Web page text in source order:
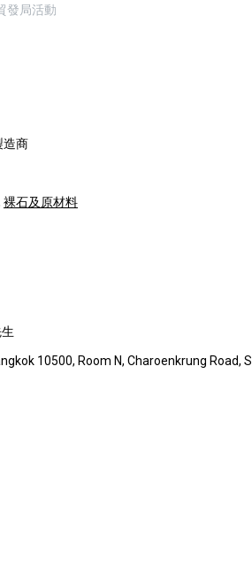
發局活動
造商
裸石及原材料
10500, Room N, Charoenkrung Road,